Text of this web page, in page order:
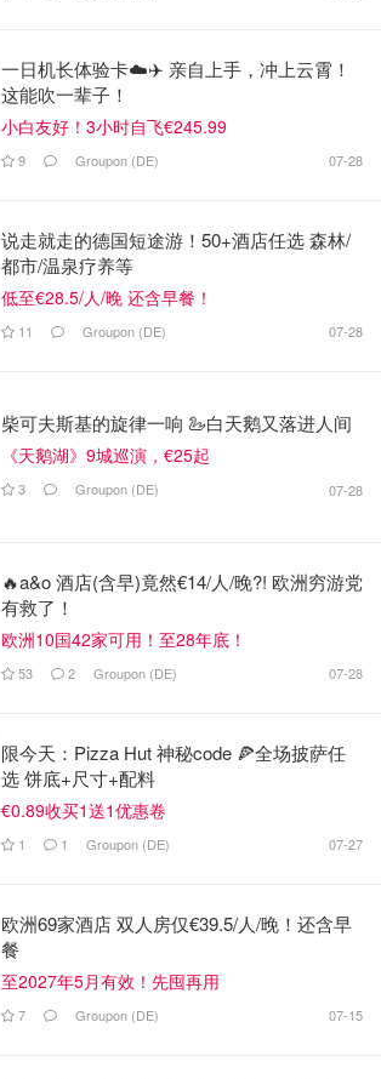
一日机长体验卡☁️✈️ 亲自上手，冲上云霄！
这能吹一辈子！
小白友好！3小时自飞€245.99
9 Groupon (DE) 07-28
说走就走的德国短途游！50+酒店任选 森林/
都市/温泉疗养等
低至€28.5/人/晚 还含早餐！
11 Groupon (DE) 07-28
柴可夫斯基的旋律一响 🦢白天鹅又落进人间
《天鹅湖》9城巡演，€25起
3 Groupon (DE) 07-28
🔥a&o 酒店(含早)竟然€14/人/晚?! 欧洲穷游党
有救了！
欧洲10国42家可用！至28年底！
53 2 Groupon (DE) 07-28
限今天：Pizza Hut 神秘code 🍕全场披萨任
选 饼底+尺寸+配料
€0.89收买1送1优惠卷
1 1 Groupon (DE) 07-27
欧洲69家酒店 双人房仅€39.5/人/晚！还含早
餐
至2027年5月有效！先囤再用
7 Groupon (DE) 07-15